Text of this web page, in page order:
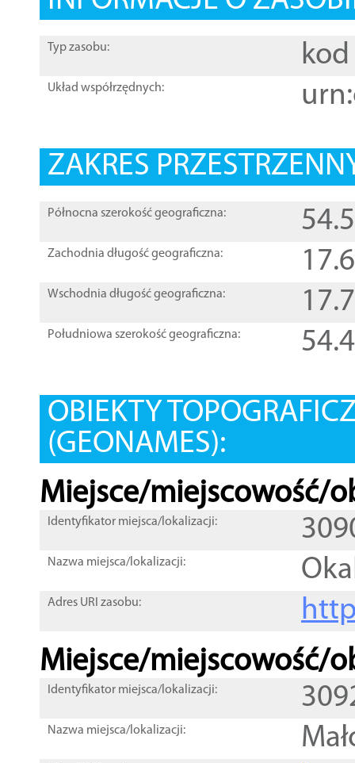
Typ zasobu: kod
Układ współrzędnych:
ZAKRES
Północna szerokość geograficzna:
Zachodnia długość geograficzna:
Wschodnia długość geograficzna:
Południowa szerokość geograficzna:
OBIEKTY
(GEONAMES):
Miejsce/miejscowość/
Identyfikator miejsca/lokalizacji:
Nazwa miejsca/lokalizacji:
Adres URI zasobu:
Miejsce/miejscowość/
Identyfikator miejsca/lokalizacji:
Nazwa miejsca/lokalizacji: